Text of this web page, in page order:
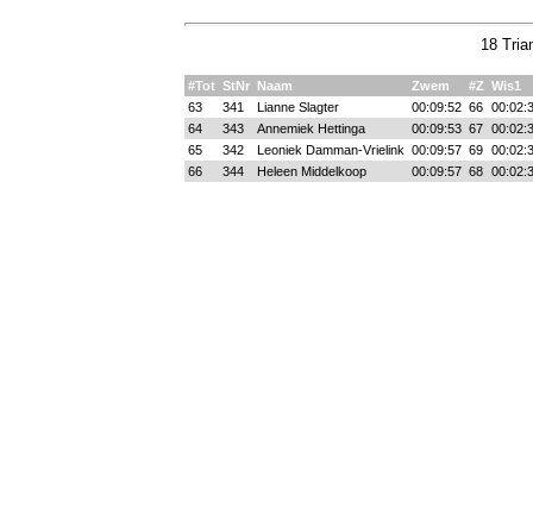
18
#Tot StNr Naam Zwem #Z Wis1
63
341 Lianne Slagter 00:09:52 66
64
343 Annemiek Hettinga 00:09:53 67
65
342 Leoniek Damman-Vrielink 00:09:57 69
66
344 Heleen Middelkoop 00:09:57 68